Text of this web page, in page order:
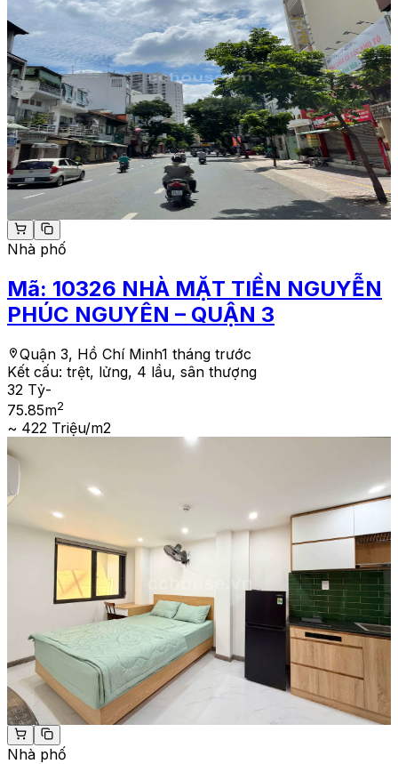
Nhà phố
Mã: 10326 NHÀ MẶT TIỀN NGUYỄN
PHÚC NGUYÊN – QUẬN 3
Quận 3, Hồ Chí Minh1 tháng trước
Kết cấu: trệt, lửng, 4 lầu, sân thượng
32 Tỷ-
75.85m2
~ 422 Triệu/m2
Nhà phố